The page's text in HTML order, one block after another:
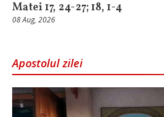
Matei 17, 24-27; 18, 1-4
08 Aug, 2026
Apostolul zilei